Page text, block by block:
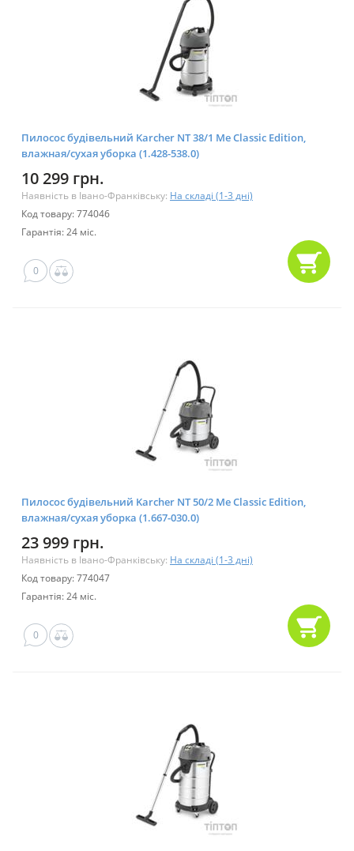
Пилосос будівельний Karcher NT 38/1 Me Classic Edition,
влажная/сухая уборка (1.428-538.0)
10 299 грн.
Наявність в Івано-Франківську: На складі (1-3 дні)
Код товару: 774046
Гарантія: 24 міс.
0
Пилосос будівельний Karcher NT 50/2 Me Classic Edition,
влажная/сухая уборка (1.667-030.0)
23 999 грн.
Наявність в Івано-Франківську: На складі (1-3 дні)
Код товару: 774047
Гарантія: 24 міс.
0